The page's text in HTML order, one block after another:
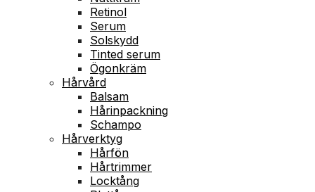
Retinol
Serum
Solskydd
Tinted serum
Ögonkräm
Hårvård
Balsam
Hårinpackning
Schampo
Hårverktyg
Hårfön
Hårtrimmer
Locktång